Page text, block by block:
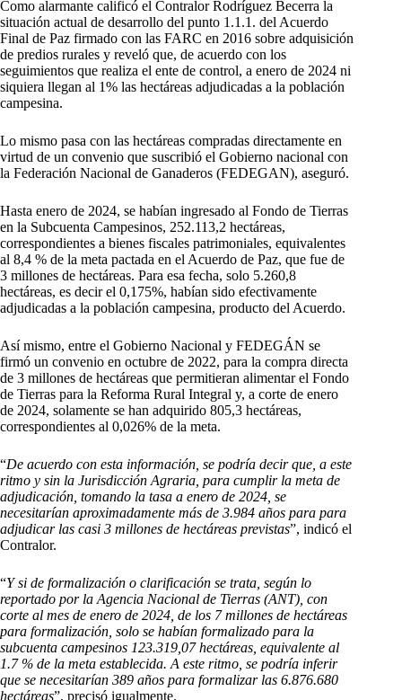
Como alarmante calificó el Contralor Rodríguez Becerra la
situación actual de desarrollo del punto 1.1.1. del Acuerdo
Final de Paz firmado con las FARC en 2016 sobre adquisición
de predios rurales y reveló que, de acuerdo con los
seguimientos que realiza el ente de control, a enero de 2024 ni
siquiera llegan al 1% las hectáreas adjudicadas a la población
campesina.
Lo mismo pasa con las hectáreas compradas directamente en
virtud de un convenio que suscribió el Gobierno nacional con
la Federación Nacional de Ganaderos (FEDEGAN), aseguró.
Hasta enero de 2024, se habían ingresado al Fondo de Tierras
en la Subcuenta Campesinos, 252.113,2 hectáreas,
correspondientes a bienes fiscales patrimoniales, equivalentes
al 8,4 % de la meta pactada en el Acuerdo de Paz, que fue de
3 millones de hectáreas. Para esa fecha, solo 5.260,8
hectáreas, es decir el 0,175%, habían sido efectivamente
adjudicadas a la población campesina, producto del Acuerdo.
Así mismo, entre el Gobierno Nacional y FEDEGÁN se
firmó un convenio en octubre de 2022, para la compra directa
de 3 millones de hectáreas que permitieran alimentar el Fondo
de Tierras para la Reforma Rural Integral y, a corte de enero
de 2024, solamente se han adquirido 805,3 hectáreas,
correspondientes al 0,026% de la meta.
“De acuerdo con esta información, se podría decir que, a este
ritmo y sin la Jurisdicción Agraria, para cumplir la meta de
adjudicación, tomando la tasa a enero de 2024, se
necesitarían aproximadamente más de 3.984 años para para
adjudicar las casi 3 millones de hectáreas previstas”, indicó el
Contralor.
“Y si de formalización o clarificación se trata, según lo
reportado por la Agencia Nacional de Tierras (ANT), con
corte al mes de enero de 2024, de los 7 millones de hectáreas
para formalización, solo se habían formalizado para la
subcuenta campesinos 123.319,07 hectáreas, equivalente al
1.7 % de la meta establecida. A este ritmo, se podría inferir
que se necesitarían 389 años para formalizar las 6.876.680
hectáreas”, precisó igualmente.